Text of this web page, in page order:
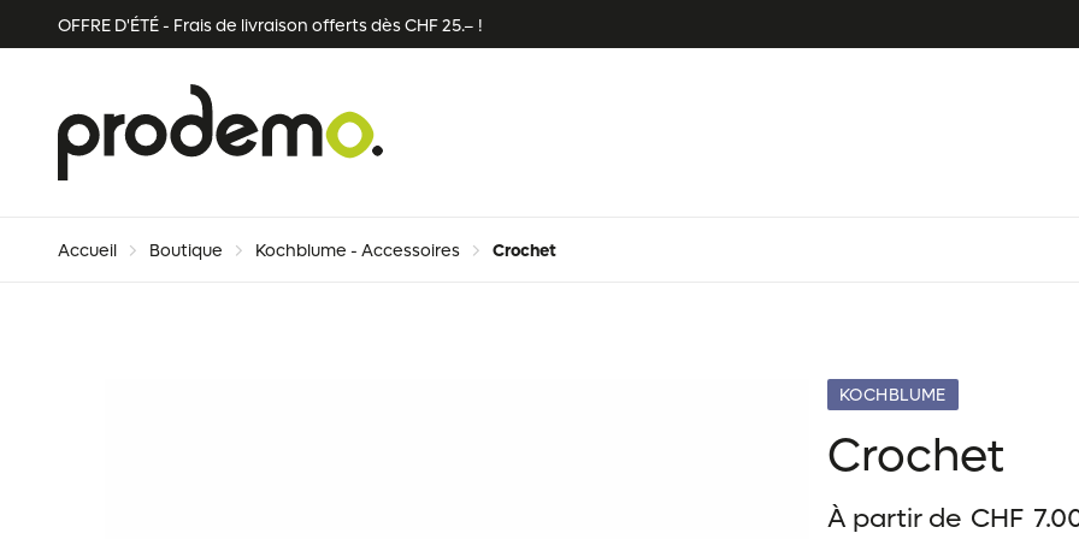
OFFRE D'ÉTÉ - Frais de livraison offerts dès CHF 25.– !
–
Au
service
votre
Accueil Boutique Kochblume - Accessoires Crochet
KOCHBLUME
Crochet
À partir de CHF